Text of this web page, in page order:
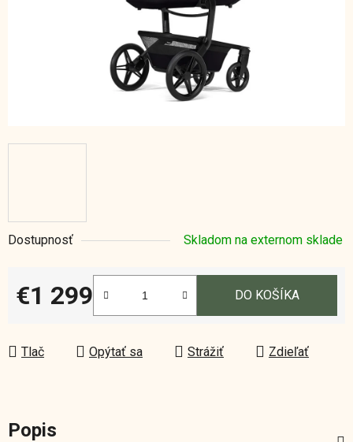
Dostupnosť Skladom na externom sklade
€1 299
Jednotková cena:
DO KOŠÍKA
Tlač Opýtať sa Strážiť Zdieľať
Popis